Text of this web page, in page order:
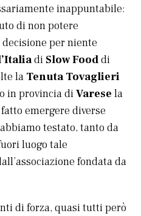
inappuntabile:
di non potere
per niente
di Slow Fooddi
la Tenuta Tovaglieri
in provincia diVarese la
emergere diverse
testato, tanto da
luogo tale
fondata da
di forza, quasi tutti però